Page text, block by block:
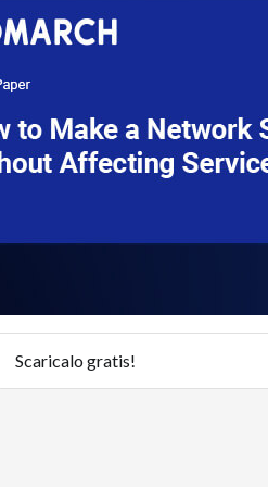
Scaricalo gratis!